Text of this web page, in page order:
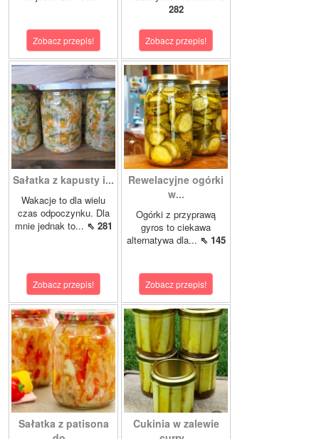
Zobacz przepis!
282
Zobacz przepis!
Sałatka z kapusty i...
Wakacje to dla wielu
czas odpoczynku. Dla
mnie jednak to... ⇖ 281
Zobacz przepis!
Rewelacyjne ogórki
w...
Ogórki z przyprawą
gyros to ciekawa
alternatywa dla... ⇖ 145
Zobacz przepis!
Sałatka z patisona
Cukinia w zalewie